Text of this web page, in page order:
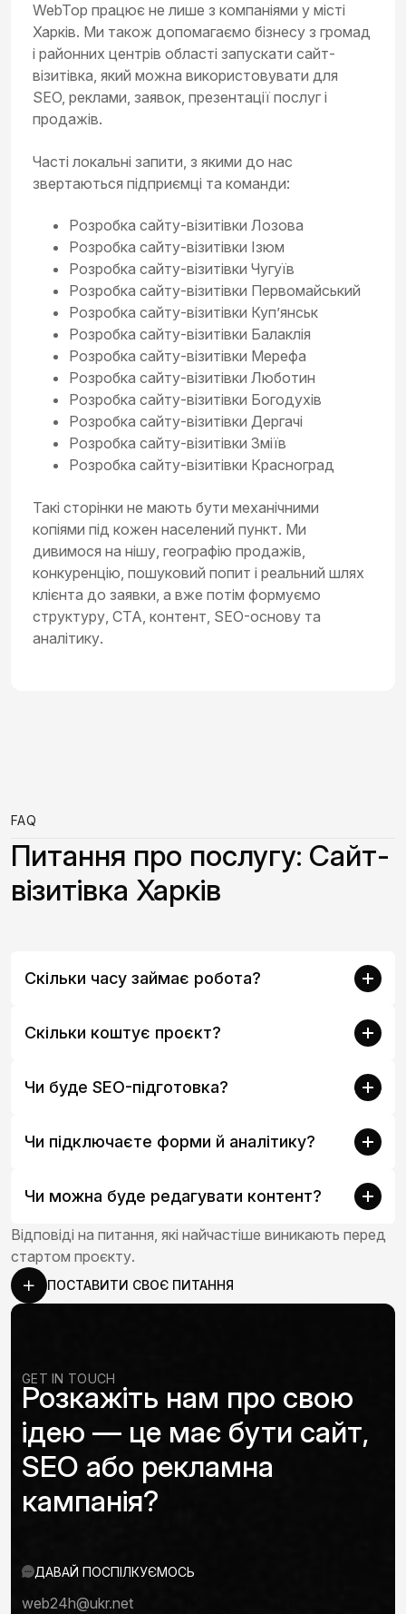
WebTop працює не лише з компаніями у місті
Харків. Ми також допомагаємо бізнесу з громад
і районних центрів області запускати сайт-
візитівка, який можна використовувати для
SEO, реклами, заявок, презентації послуг і
продажів.
Часті локальні запити, з якими до нас
звертаються підприємці та команди:
Розробка сайту-візитівки Лозова
Розробка сайту-візитівки Ізюм
Розробка сайту-візитівки Чугуїв
Розробка сайту-візитівки Первомайський
Розробка сайту-візитівки Куп’янськ
Розробка сайту-візитівки Балаклія
Розробка сайту-візитівки Мерефа
Розробка сайту-візитівки Люботин
Розробка сайту-візитівки Богодухів
Розробка сайту-візитівки Дергачі
Розробка сайту-візитівки Зміїв
Розробка сайту-візитівки Красноград
Такі сторінки не мають бути механічними
копіями під кожен населений пункт. Ми
дивимося на нішу, географію продажів,
конкуренцію, пошуковий попит і реальний шлях
клієнта до заявки, а вже потім формуємо
структуру, CTA, контент, SEO-основу та
аналітику.
FAQ
Питання про послугу: Сайт-
візитівка Харків
Відповіді на питання, які найчастіше виникають перед
стартом проєкту.
ПОСТАВИТИ СВОЄ ПИТАННЯ
Скільки часу займає робота?
Скільки коштує проєкт?
Чи буде SEO-підготовка?
Чи підключаєте форми й аналітику?
Чи можна буде редагувати контент?
GET IN TOUCH
Розкажіть нам про свою
ідею — це має бути сайт,
SEO або рекламна
кампанія?
ДАВАЙ ПОСПІЛКУЄМОСЬ
web24h@ukr.net